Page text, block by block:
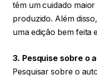
têm um cuidado maior
produzido. Além
uma edição bem feita
3. Pesquise sobre o
Pesquisar sobre o